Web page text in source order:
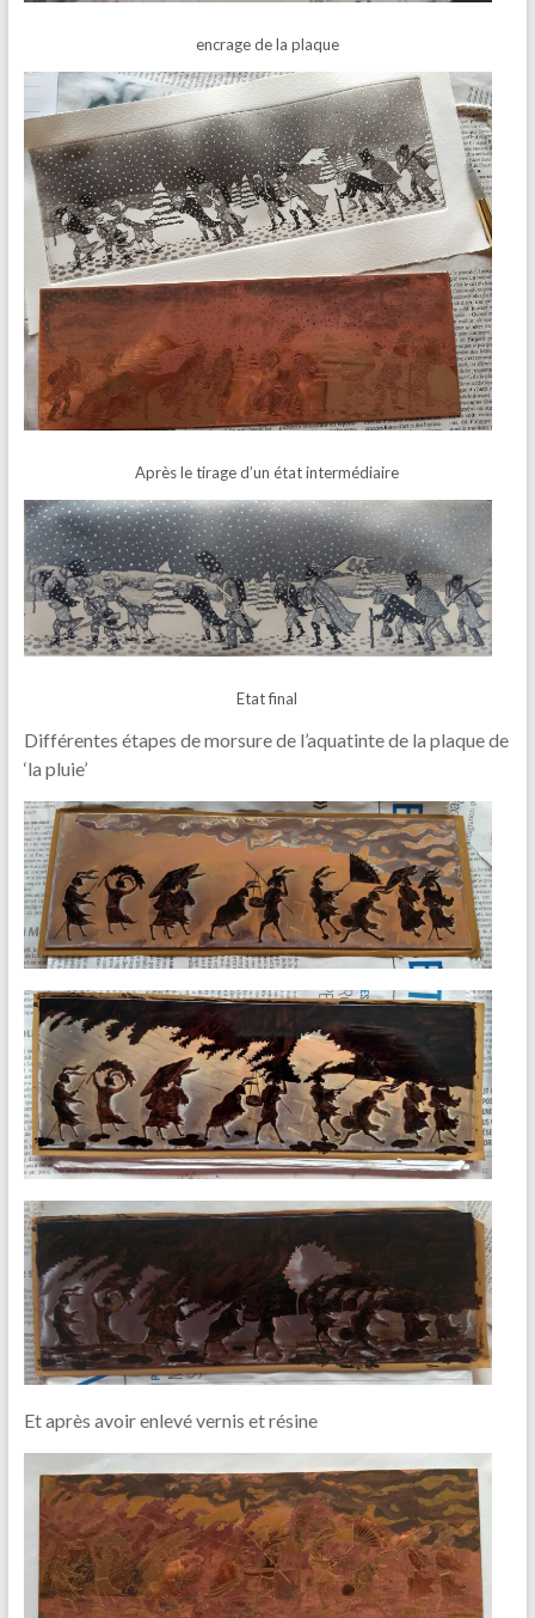
encrage de la plaque
Après le tirage d’un état intermédiaire
Etat final
Différentes étapes de morsure de l’aquatinte de la plaque de
‘la pluie’
Et après avoir enlevé vernis et résine